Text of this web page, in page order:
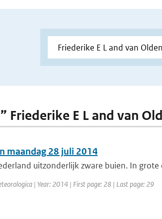
Friederike E L and van
maandag 28 juli 2014
uitzonderlijk zware buien. In grote
| Year: 2014 | First page: 28 | Last page: 29